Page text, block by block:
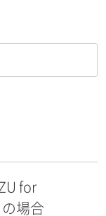
for
場合